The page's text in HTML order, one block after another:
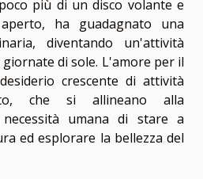
più di un disco volante e
ha guadagnato una
diventando un'attività
di sole. L'amore per il
crescente di attività
che si allineano alla
umana di stare a
ed esplorare la bellezza del